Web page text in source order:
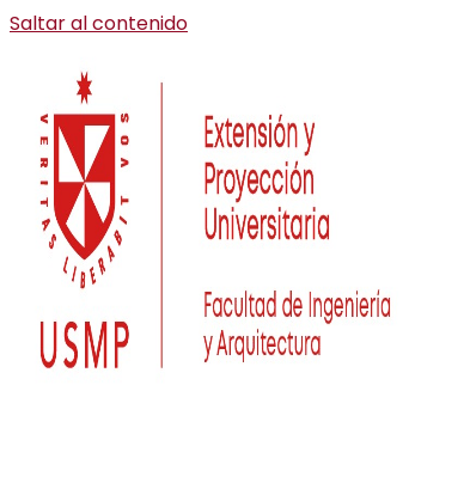
Saltar al contenido